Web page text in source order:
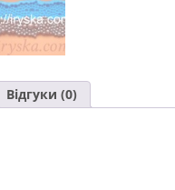
Відгуки (0)